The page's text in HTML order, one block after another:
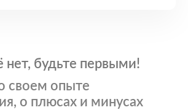
будьте первыми!
своем опыте
о плюсах и минусах